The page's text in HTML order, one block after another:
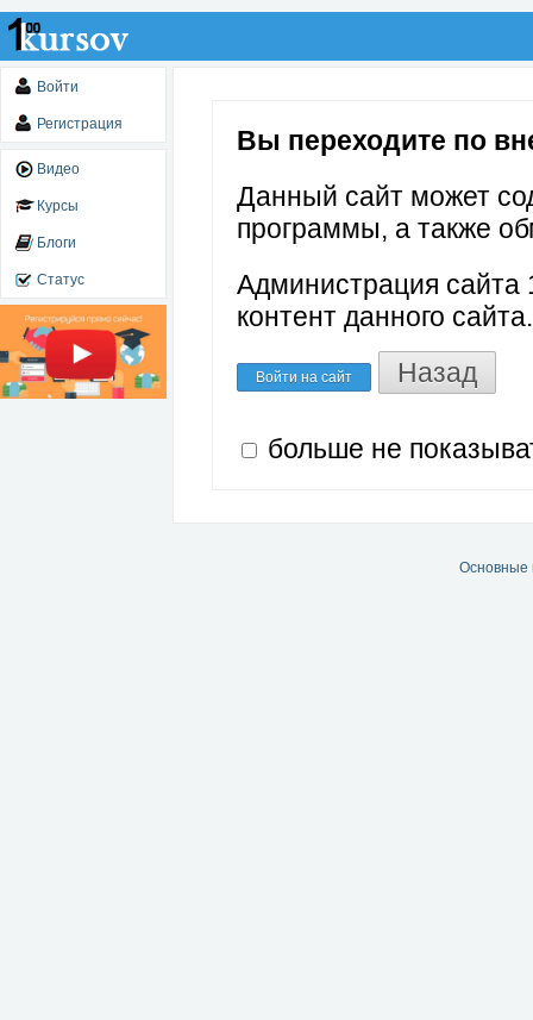
Войти
Регистрация
Видео
Курсы
Блоги
Статус
Вы переходите по
Данный сайт может
программы, а также
Администрация сайта
контент данного сайта.
Войти на сайт Назад
больше не
Основные